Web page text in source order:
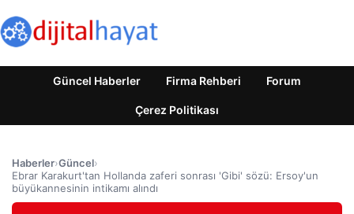
Güncel Haberler Firma Rehberi Forum
Çerez Politikası
Haberler›Güncel›
Ebrar Karakurt'tan Hollanda zaferi sonrası 'Gibi' sözü: Ersoy'un
büyükannesinin intikamı alındı